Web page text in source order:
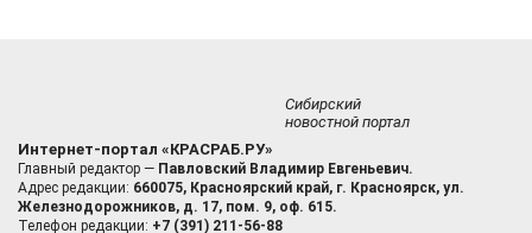
Сибирский
новостной портал
Интернет-портал «КРАСРАБ.РУ»
Главный редактор — Павловский Владимир Евгеньевич.
Адрес редакции: 660075, Красноярский край, г. Красноярск, ул.
Железнодорожников, д. 17, пом. 9, оф. 615.
Телефон редакции: +7 (391) 211-56-88